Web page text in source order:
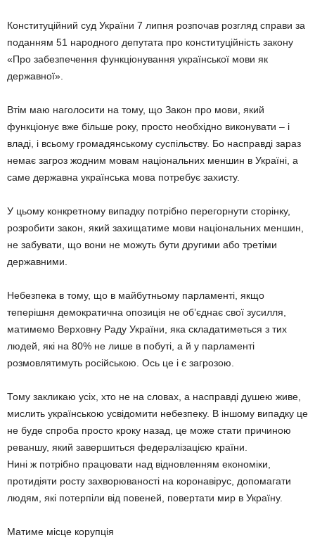
Конституційний суд України 7 липня розпочав розгляд справи за
поданням 51 народного депутата про конституційність закону
«Про забезпечення функціонування української мови як
державної».
Втім маю наголосити на тому, що Закон про мови, який
функціонує вже більше року, просто необхідно виконувати – і
владі, і всьому громадянському суспільству. Бо насправді зараз
немає загроз жодним мовам національних меншин в Україні, а
саме державна українська мова потребує захисту.
У цьому конкретному випадку потрібно перегорнути сторінку,
розробити закон, який захищатиме мови національних меншин,
не забувати, що вони не можуть бути другими або третіми
державними.
Небезпека в тому, що в майбутньому парламенті, якщо
теперішня демократична опозиція не об’єднає свої зусилля,
матимемо Верховну Раду України, яка складатиметься з тих
людей, які на 80% не лише в побуті, а й у парламенті
розмовлятимуть російською. Ось це і є загрозою.
Тому закликаю усіх, хто не на словах, а насправді душею живе,
мислить українською усвідомити небезпеку. В іншому випадку це
не буде спроба просто кроку назад, це може стати причиною
реваншу, який завершиться федералізацією країни.
Нині ж потрібно працювати над відновленням економіки,
протидіяти росту захворюваності на коронавірус, допомагати
людям, які потерпіли від повеней, повертати мир в Україну.
Матиме місце корупція